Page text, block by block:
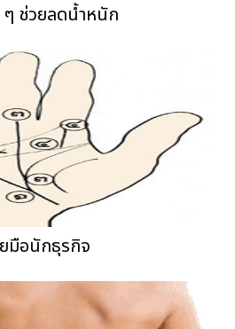
ๆ ช่วยลดน้ำหนัก
มือนักธุรกิจ